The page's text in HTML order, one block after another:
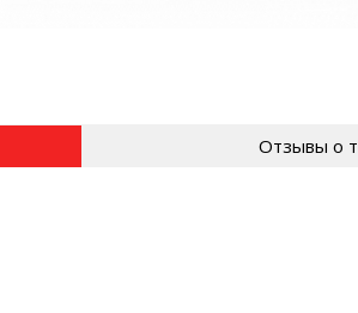
Отзывы о